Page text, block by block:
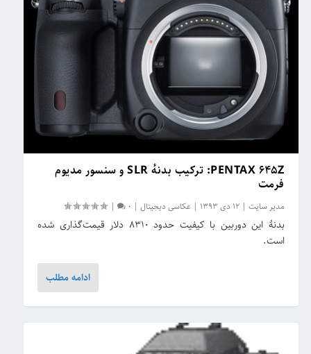
PENTAX ۶۴۵Z: ترکیب بدنهٔ SLR و سنسور مدیوم
فرمت
مدیر سایت |12 دی 1393 |عکاسی دیجیتال |
0
|
بدنهٔ این دوربین با کیفیت حدود ۸۳۱۰ دلار قیمت‌گذاری شده
است.
ادامه مطلب